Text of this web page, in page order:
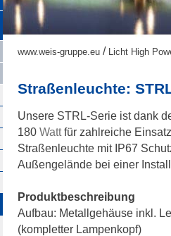
www.weis-gruppe.eu / Licht High
Straßenleuchte:
Unsere STRL-Serie ist dank
180 Wattfür zahlreiche
Straßenleuchte mit IP67
Außengelände bei einer
Produktbeschreibung
Aufbau: Metallgehäuse inkl.
(kompletter Lampenkopf)